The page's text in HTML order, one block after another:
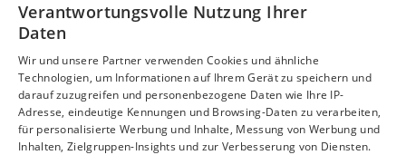
Unterschieden, Aktivitäten und Reisetipps besuchen Sie
Alle Infos zur besten ReisezeitSantorini
Verantwortungsvolle Nutzung Ihrer
Daten
Wir und unsere Partner verwenden Cookies und ähnliche
Technologien, um Informationen auf Ihrem Gerät zu speichern und
darauf zuzugreifen und personenbezogene Daten wie Ihre IP-
Adresse, eindeutige Kennungen und Browsing-Daten zu verarbeiten,
für personalisierte Werbung und Inhalte, Messung von Werbung und
Inhalten, Zielgruppen-Insights und zur Verbesserung von Diensten.